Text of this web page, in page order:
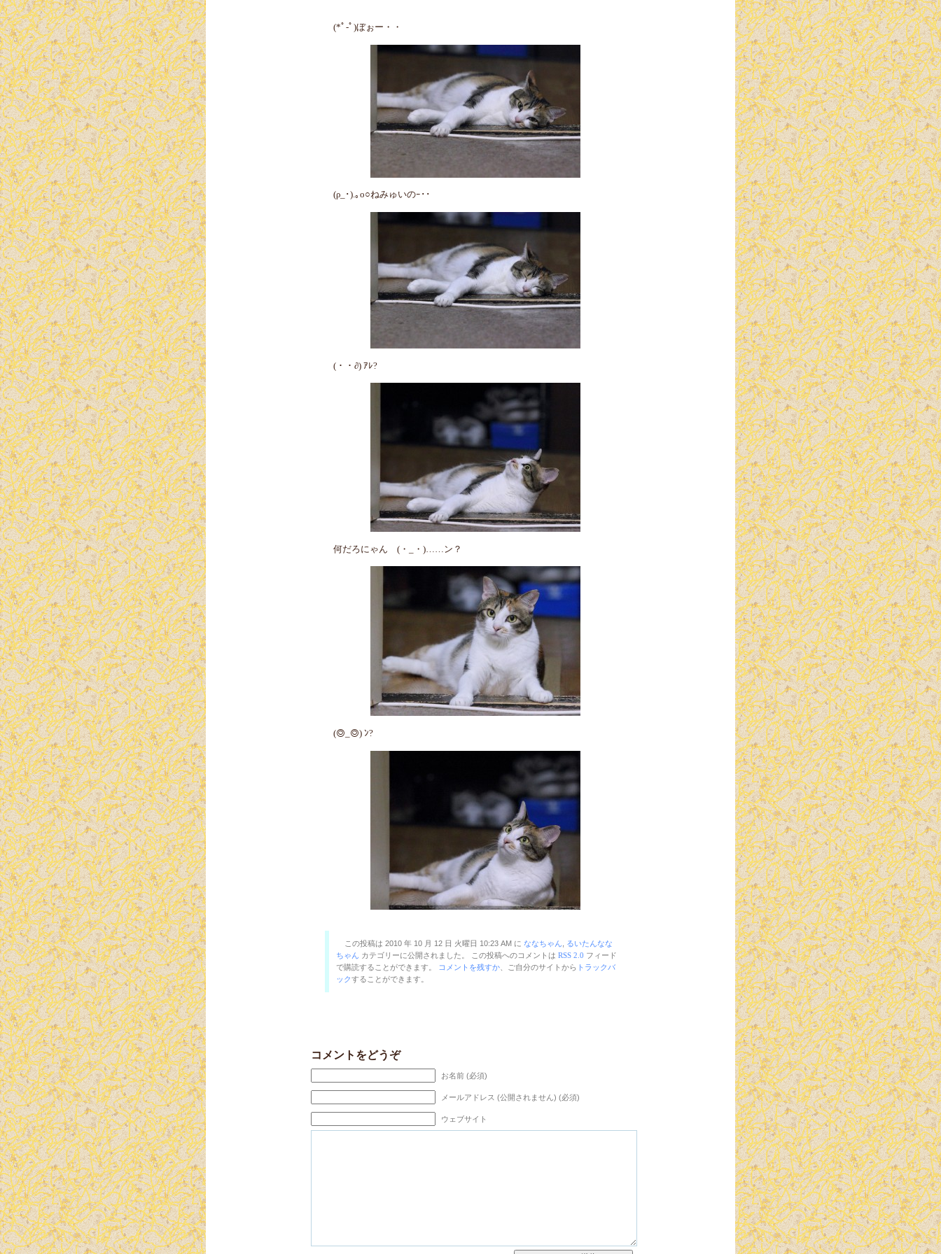
(*ﾟ‐ﾟ)ぼぉー・・
(ρ_･).｡o○ねみゅいのｰ･･
(・・∂) ｱﾚ?
何だろにゃん (・_・)……ン？
(◎_◎) ﾝ?
この投稿は 2010 年 10 月 12 日 火曜日 10:23 AM に ななちゃん
るいたんなな
ちゃん カテゴリーに公開されました。 この投稿へのコメントは RSS 2.0 フィード
で購読することができます。
コメントを残すか 、ご自分のサイトから トラックバ
ックすることができます。
コメントをどうぞ
お名前 (必須)
メールアドレス (公開されません) (必須)
ウェブサイト